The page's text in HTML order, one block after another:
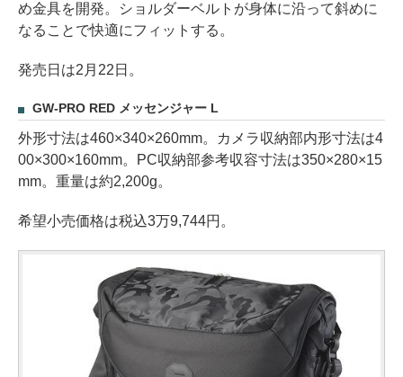
め金具を開発。ショルダーベルトが身体に沿って斜めに
なることで快適にフィットする。
発売日は2月22日。
GW-PRO RED メッセンジャー L
外形寸法は460×340×260mm。カメラ収納部内形寸法は4
00×300×160mm。PC収納部参考収容寸法は350×280×15
mm。重量は約2,200g。
希望小売価格は税込3万9,744円。